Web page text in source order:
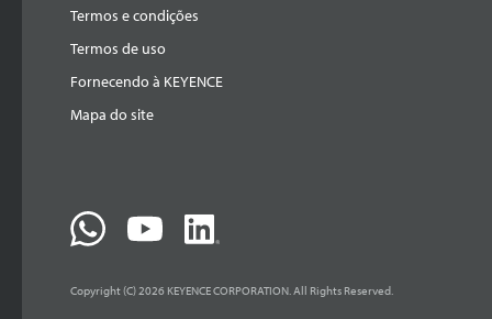
Termos e condições
Termos de uso
Fornecendo à KEYENCE
Mapa do site
Copyright (C) 2026 KEYENCE CORPORATION. All Rights Reserved.